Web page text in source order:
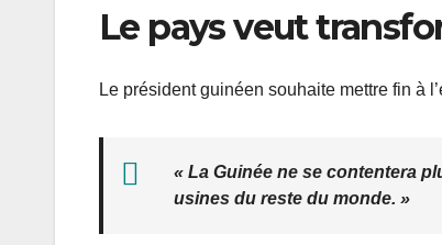
Le pays veut
Le président guinéen souhaite mettre fin à
« La Guinée ne se contentera
usines du reste du monde. »